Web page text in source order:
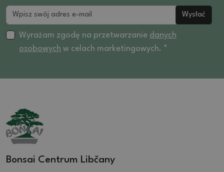
Wysłać
Wyrażam zgodę na przetwarzanie danych
osobowych w celach marketingowych. *
Bonsai Centrum Libčany